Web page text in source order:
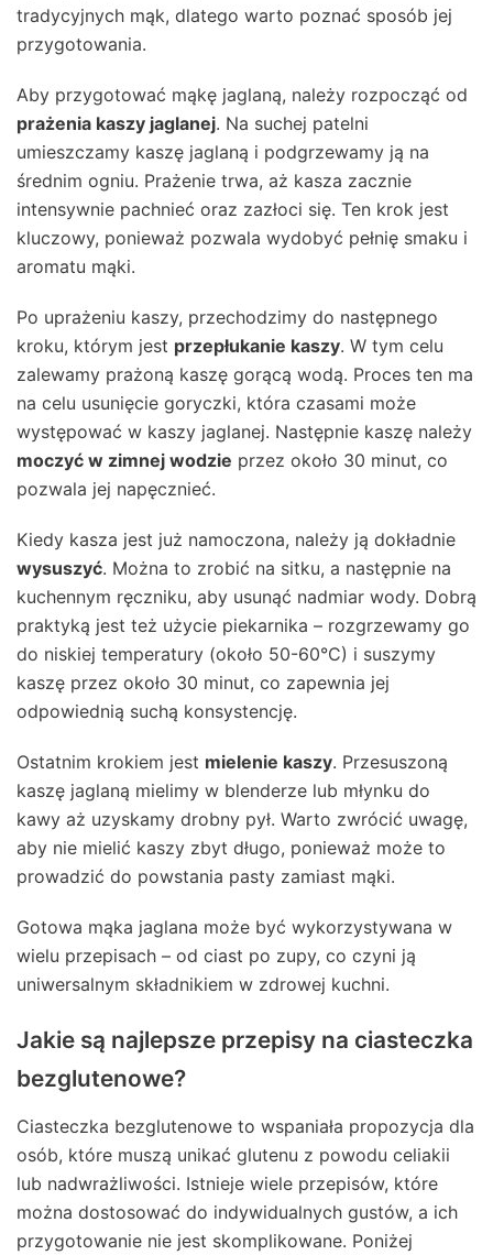
tradycyjnych mąk, dlatego warto poznać sposób jej
przygotowania.
Aby przygotować mąkę jaglaną, należy rozpocząć od
prażenia kaszy jaglanej. Na suchej patelni
umieszczamy kaszę jaglaną i podgrzewamy ją na
średnim ogniu. Prażenie trwa, aż kasza zacznie
intensywnie pachnieć oraz zazłoci się. Ten krok jest
kluczowy, ponieważ pozwala wydobyć pełnię smaku i
aromatu mąki.
Po uprażeniu kaszy, przechodzimy do następnego
kroku, którym jest przepłukanie kaszy. W tym celu
zalewamy prażoną kaszę gorącą wodą. Proces ten ma
na celu usunięcie goryczki, która czasami może
występować w kaszy jaglanej. Następnie kaszę należy
moczyć w zimnej wodzie przez około 30 minut, co
pozwala jej napęcznieć.
Kiedy kasza jest już namoczona, należy ją dokładnie
wysuszyć. Można to zrobić na sitku, a następnie na
kuchennym ręczniku, aby usunąć nadmiar wody. Dobrą
praktyką jest też użycie piekarnika – rozgrzewamy go
do niskiej temperatury (około 50-60°C) i suszymy
kaszę przez około 30 minut, co zapewnia jej
odpowiednią suchą konsystencję.
Ostatnim krokiem jest mielenie kaszy. Przesuszoną
kaszę jaglaną mielimy w blenderze lub młynku do
kawy aż uzyskamy drobny pył. Warto zwrócić uwagę,
aby nie mielić kaszy zbyt długo, ponieważ może to
prowadzić do powstania pasty zamiast mąki.
Gotowa mąka jaglana może być wykorzystywana w
wielu przepisach – od ciast po zupy, co czyni ją
uniwersalnym składnikiem w zdrowej kuchni.
Jakie są najlepsze przepisy na ciasteczka
bezglutenowe?
Ciasteczka bezglutenowe to wspaniała propozycja dla
osób, które muszą unikać glutenu z powodu celiakii
lub nadwrażliwości. Istnieje wiele przepisów, które
można dostosować do indywidualnych gustów, a ich
przygotowanie nie jest skomplikowane. Poniżej